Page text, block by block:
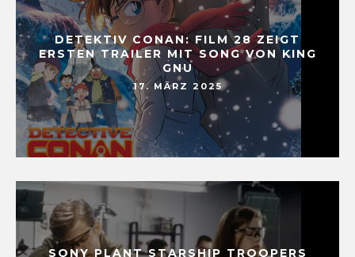
DETEKTIV CONAN: FILM 28 ZEIGT
ERSTEN TRAILER MIT SONG VON KING
GNU
17. MÄRZ 2025
SONY PLANT STARSHIP TROOPERS